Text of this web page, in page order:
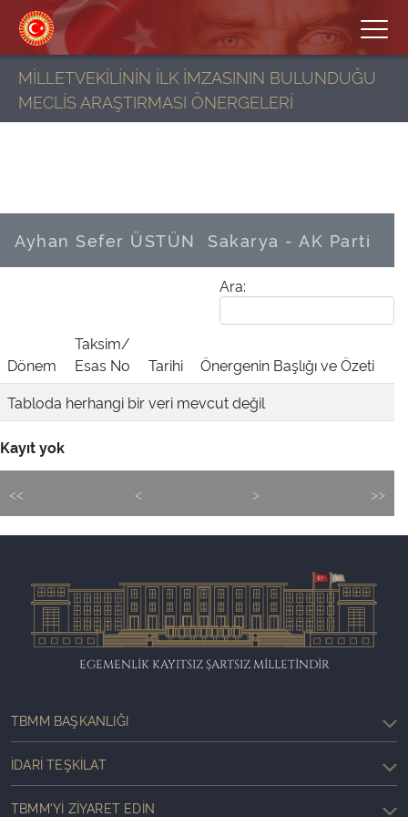
MİLLETVEKİLİNİN İLK İMZASININ BULUNDUĞU
MECLİS ARAŞTIRMASI ÖNERGELERİ
Ayhan Sefer ÜSTÜN Sakarya - AK Parti
Ara:
Dönem
Taksim/
Esas No
Tarihi
Önergenin Başlığı ve Özeti
Tabloda herhangi bir veri mevcut değil
Kayıt yok
<< < > >>
EGEMENLİK KAYITSIZ ŞARTSIZ MİLLETİNDİR
TBMM BAŞKANLIĞI
İDARI TEŞKILAT
TBMM'YI ZIYARET EDIN